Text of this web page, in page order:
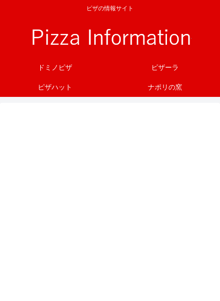
ピザの情報サイト
ドミノピザ ピザーラ
ピザハット ナポリの窯